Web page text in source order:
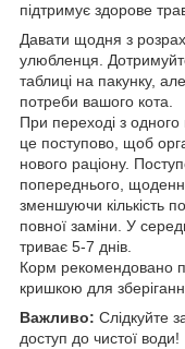
підтримує здорове
Давати щодня з
улюбленця.
таблиці на пакунку,
потреби вашого кота.
При переході з
це поступово, щоб
нового раціону.
попереднього,
зменшуючи кількість
повної заміни. У
триває 5-7 днів.
Корм рекомендовано
кришкою для
Важливо: Слідкуйте
доступ до чистої води!